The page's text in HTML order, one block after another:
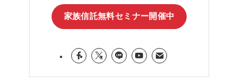
家族信託無料セミナー開催中